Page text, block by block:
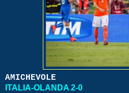
AMICHEVOLE
ITALIA-OLANDA 2-0